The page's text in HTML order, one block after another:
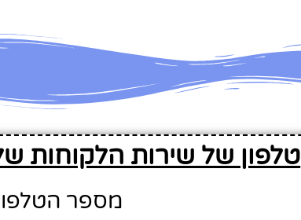
טלפון של שירות הלקוחות
מספר הטלפון